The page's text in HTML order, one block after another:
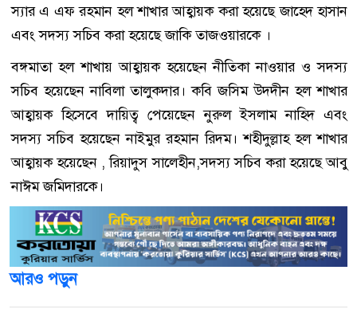
স্যার এ এফ রহমান হল শাখার আহ্বায়ক করা হয়েছে জাহেদ হাসান
এবং সদস্য সচিব করা হয়েছে জাকি তাজওয়ারকে ।
বঙ্গমাতা হল শাখায় আহ্বায়ক হয়েছেন নীতিকা নাওয়ার ও সদস্য
সচিব হয়েছেন নাবিলা তালুকদার। কবি জসিম উদদীন হল শাখার
আহ্বায়ক হিসেবে দায়িত্ব পেয়েছেন নুরুল ইসলাম নাহিদ এবং
সদস্য সচিব হয়েছেন নাইমুর রহমান রিদম। শহীদুল্লাহ হল শাখার
আহ্বায়ক হয়েছেন , রিয়াদুস সালেহীন,সদস্য সচিব করা হয়েছে আবু
নাঈম জমিদারকে।
আরও পড়ুন